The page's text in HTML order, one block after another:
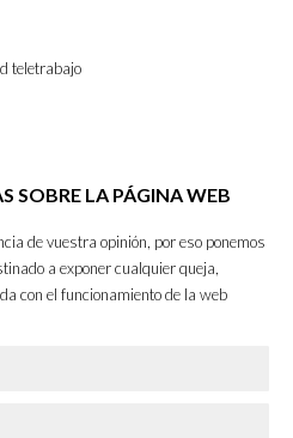
teletrabajo
SOBRE LA PÁGINA WEB
de vuestra opinión, por eso ponemos
a exponer cualquier queja,
con el funcionamiento de la web